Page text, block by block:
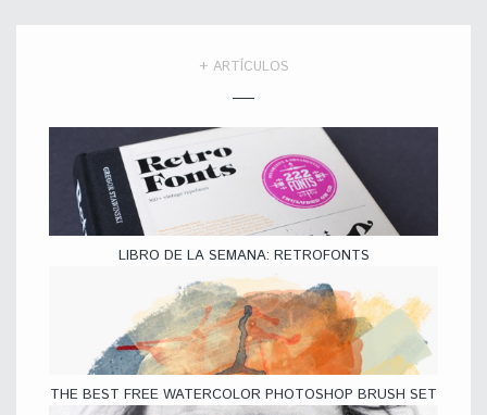
+ ARTÍCULOS
LIBRO DE LA SEMANA: RETROFONTS
THE BEST FREE WATERCOLOR PHOTOSHOP BRUSH SET